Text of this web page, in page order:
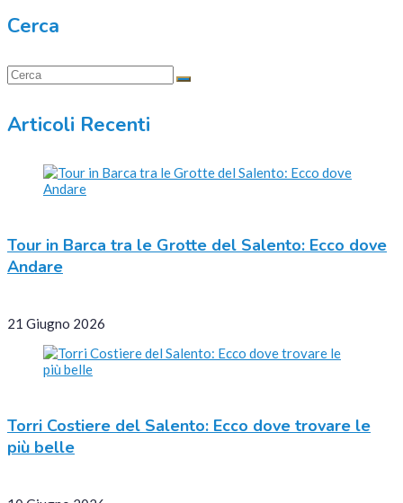
Cerca
Articoli Recenti
Tour in Barca tra le Grotte del Salento: Ecco dove
Andare
21 Giugno 2026
Torri Costiere del Salento: Ecco dove trovare le
più belle